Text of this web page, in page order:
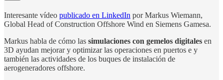
Interesante vídeo publicado en LinkedIn por Markus Wiemann,
Global Head of Construction Offshore Wind en Siemens Gamesa.
Markus habla de cómo las simulaciones con gemelos digitales en
3D ayudan mejorar y optimizar las operaciones en puertos e y
también las actividades de los buques de instalación de
aerogeneradores offshore.